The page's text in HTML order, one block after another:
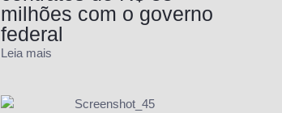
milhões com o governo
federal
Leia mais